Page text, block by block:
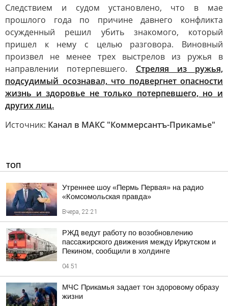
Следствием и судом установлено, что в мае
прошлого года по причине давнего конфликта
осужденный решил убить знакомого, который
пришел к нему с целью разговора. Виновный
произвел не менее трех выстрелов из ружья в
направлении потерпевшего. Стреляя из ружья,
подсудимый осознавал, что подвергнет опасности
жизнь и здоровье не только потерпевшего, но и
других лиц.
Источник: Канал в МАКС "Коммерсантъ-Прикамье"
ТОП
Утреннее шоу «Пермь Первая» на радио
«Комсомольская правда»
Вчера, 22:21
РЖД ведут работу по возобновлению
пассажирского движения между Иркутском и
Пекином, сообщили в холдинге
04:51
МЧС Прикамья задает тон здоровому образу
жизни